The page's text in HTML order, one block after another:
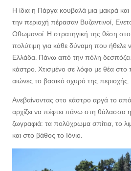
Η ίδια η Πάργα κουβαλά μια μακρά
την περιοχή πέρασαν Βυζαντινοί,
Οθωμανοί. Η στρατηγική της θέση στο
πολύτιμη για κάθε δύναμη που ήθελε
Ελλάδα. Πάνω από την πόλη δεσπόζει
κάστρο. Χτισμένο σε λόφο με θέα στο
αιώνες το βασικό οχυρό της περιοχής.
Ανεβαίνοντας στο κάστρο αργά το
αρχίζει να πέφτει πάνω στη θάλασσα
ζωγραφιά: τα πολύχρωμα σπίτια, το
και στο βάθος το Ιόνιο.